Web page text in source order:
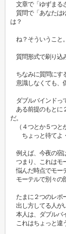
文章で「ゆずまる
質問で「あなたは
は？
ね？そういうこと。
質問形式で刷り込
ちなみに質問にす
意識しなくても、
ダブルバインドっ
ある前提のもとに
だ。
（４つとか５つと
ちょっと待てよ・
例えば、今夜の宿
つまり、これはモ
悩んだ時点でモー
モーテルで別々の
たまに２つのレポ
出し方してる人が
本人は、ダブルバ
これはちょっと違